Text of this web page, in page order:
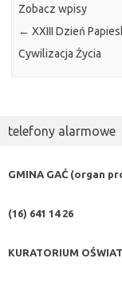
Zobacz wpisy
← XXIII Dzień
Cywilizacja Życia
telefony alarmowe
GMINA GAĆ (organ
(16) 641 14 26
KURATORIUM